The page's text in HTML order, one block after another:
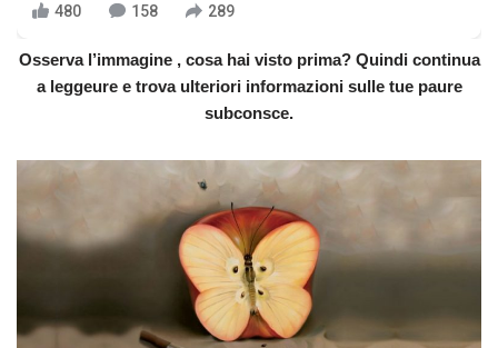
480 158 289
Osserva l’immagine , cosa hai visto prima? Quindi continua
a leggeure e trova ulteriori informazioni sulle tue paure
subconsce.